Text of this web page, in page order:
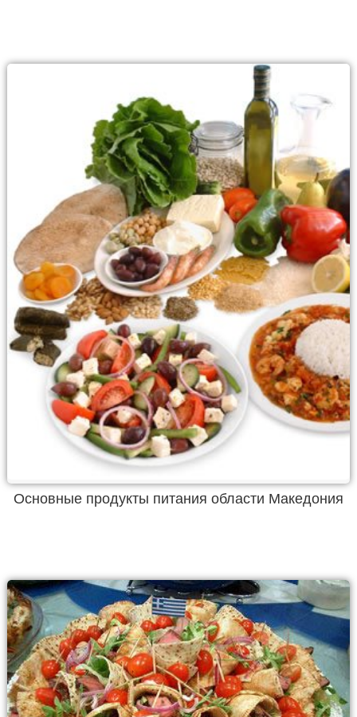
Основные продукты питания области Македония